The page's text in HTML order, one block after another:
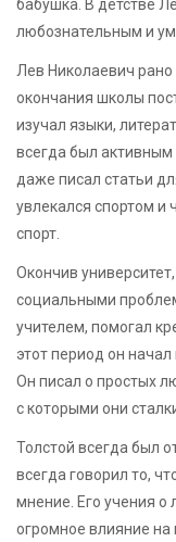
бабушка. В детстве
любознательным и
Лев Николаевич рано
окончания школы
изучал языки,
всегда был активным
даже писал статьи
увлекался спортом и
спорт.
Окончив
социальными
учителем, помогал
этот период он начал
Он писал о простых
с которыми они
Толстой всегда был
всегда говорил то,
мнение. Его учения о
огромное влияние на